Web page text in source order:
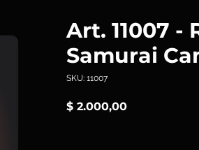
Art. 11007 -
Samurai
SKU: 11007
$ 2.000,00Precio